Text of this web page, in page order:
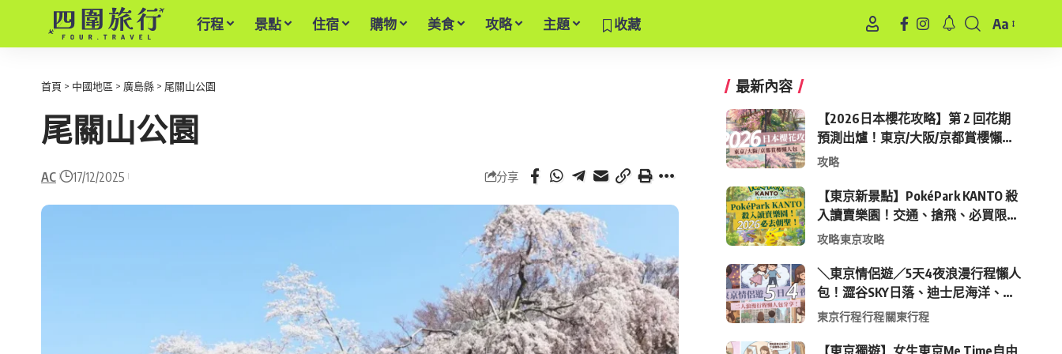
行程 景點 住宿 購物 美食 攻略 主題 收藏
Font
Aa
首頁 > 中國地區 > 廣島縣 > 尾關山公園
尾關山公園
AC 17/12/2025 分享
最新內容
【2026日本櫻花攻略】第 2 回花期
預測出爐！東京/大阪/京都賞櫻懶人
包 (附最新時間表)
攻略
【東京新景點】PokéPark KANTO 殺
入讀賣樂園！交通、搶飛、必買限定
周邊全攻略
攻略東京攻略
＼東京情侶遊／5天4夜浪漫行程懶人
包！澀谷SKY日落、迪士尼海洋、中
目黑高質感咖啡廳全收錄
東京行程行程關東行程
【東京獨遊】女生東京Me Time自由